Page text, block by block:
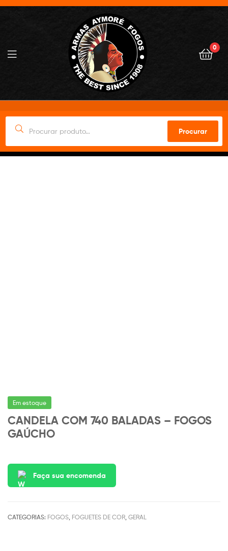
0
Procurar
Em estoque
CANDELA COM 740 BALADAS – FOGOS
GAÚCHO
Faça sua encomenda
CATEGORIAS: FOGOS FOGUETES DE COR GERAL